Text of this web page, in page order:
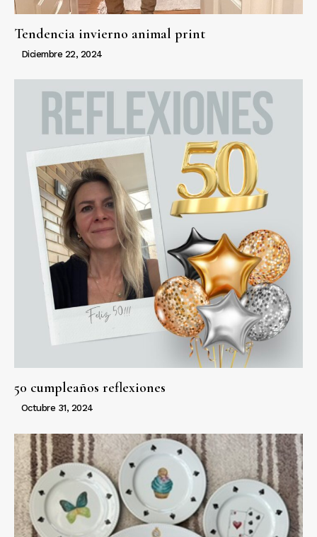
Tendencia invierno animal print
Diciembre 22, 2024
50 cumpleaños reflexiones
Octubre 31, 2024